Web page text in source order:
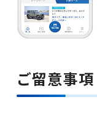
ご留意事項